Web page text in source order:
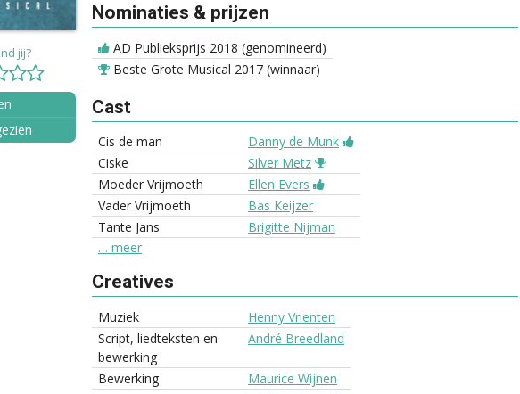
jij?
Nominaties & prijzen
AD Publieksprijs 2018 (genomineerd)
Beste Grote Musical 2017 (winnaar)
Cast
Cis de man
Danny de Munk
Ciske
Silver Metz
Moeder Vrijmoeth
Ellen Evers
Vader Vrijmoeth
Bas Keijzer
Tante Jans
Brigitte Nijman
… meer
Creatives
Muziek
Henny Vrienten
Script, liedteksten en
bewerking
André Breedland
Bewerking
Maurice Wijnen